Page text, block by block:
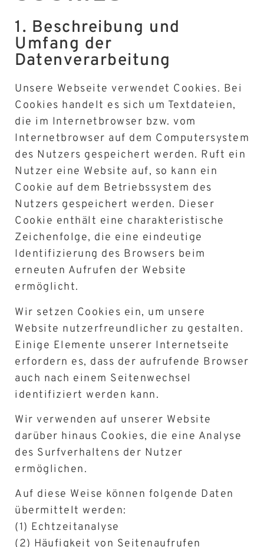
1. Beschreibung und
Umfang der
Datenverarbeitung
Unsere Webseite verwendet Cookies. Bei
Cookies handelt es sich um Textdateien,
die im Internetbrowser bzw. vom
Internetbrowser auf dem Computersystem
des Nutzers gespeichert werden. Ruft ein
Nutzer eine Website auf, so kann ein
Cookie auf dem Betriebssystem des
Nutzers gespeichert werden. Dieser
Cookie enthält eine charakteristische
Zeichenfolge, die eine eindeutige
Identifizierung des Browsers beim
erneuten Aufrufen der Website
ermöglicht.
Wir setzen Cookies ein, um unsere
Website nutzerfreundlicher zu gestalten.
Einige Elemente unserer Internetseite
erfordern es, dass der aufrufende Browser
auch nach einem Seitenwechsel
identifiziert werden kann.
Wir verwenden auf unserer Website
darüber hinaus Cookies, die eine Analyse
des Surfverhaltens der Nutzer
ermöglichen.
Auf diese Weise können folgende Daten
übermittelt werden:
(1) Echtzeitanalyse
(2) Häufigkeit von Seitenaufrufen